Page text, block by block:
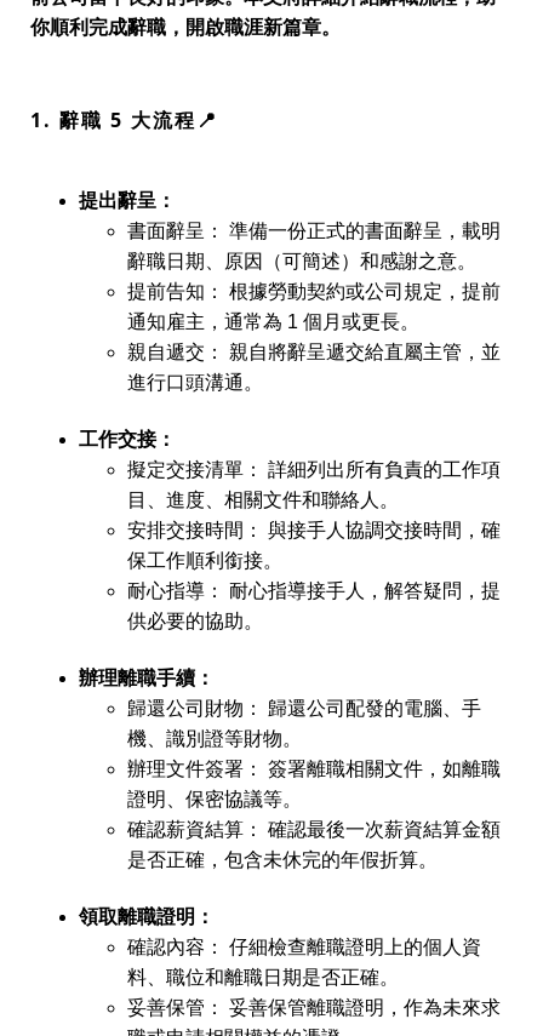
你順利完成辭職，開啟職涯新篇章。
1. 辭職 5 大流程📍
提出辭呈：
書面辭呈：
準備一份正式的書面辭呈，載明
辭職日期、原因（可簡述）和感謝之意。
提前告知：
根據勞動契約或公司規定，提前
通知雇主，通常為 1 個月或更長。
親自遞交：
親自將辭呈遞交給直屬主管，並
進行口頭溝通。
工作交接：
擬定交接清單：
詳細列出所有負責的工作項
目、進度、相關文件和聯絡人。
安排交接時間：
與接手人協調交接時間，確
保工作順利銜接。
耐心指導：
耐心指導接手人，解答疑問，提
供必要的協助。
辦理離職手續：
歸還公司財物：
歸還公司配發的電腦、手
機、識別證等財物。
辦理文件簽署：
簽署離職相關文件，如離職
證明、保密協議等。
確認薪資結算：
確認最後一次薪資結算金額
是否正確，包含未休完的年假折算。
領取離職證明：
確認內容：
仔細檢查離職證明上的個人資
料、職位和離職日期是否正確。
妥善保管：
妥善保管離職證明，作為未來求